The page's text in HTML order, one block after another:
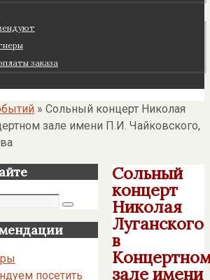
заказа
» Сольный концерт Николая
зале имени П.И. Чайковского,
Сольный
концерт
Николая
Луганского
в
зале имени
Поиск
посетить